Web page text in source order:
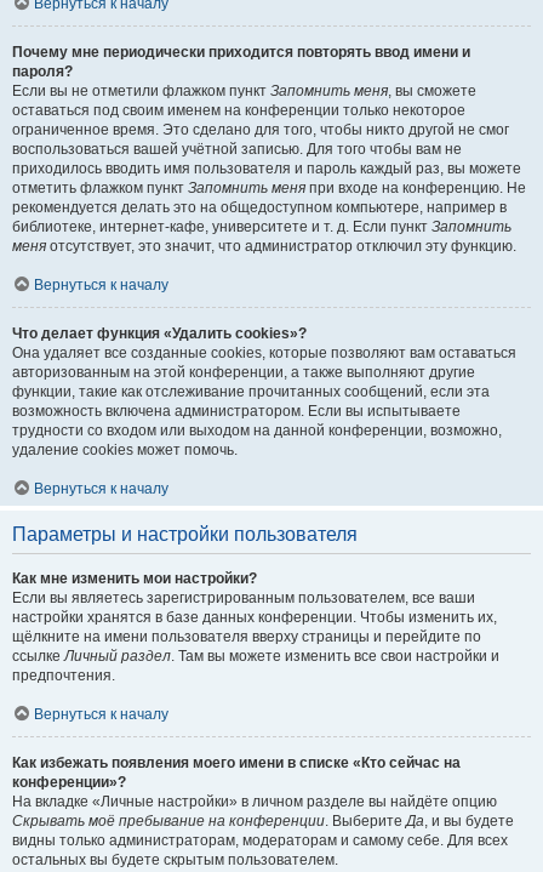
Вернуться к началу
Почему мне периодически приходится повторять ввод имени и
пароля?
Если вы не отметили флажком пункт Запомнить меня, вы сможете
оставаться под своим именем на конференции только некоторое
ограниченное время. Это сделано для того, чтобы никто другой не смог
воспользоваться вашей учётной записью. Для того чтобы вам не
приходилось вводить имя пользователя и пароль каждый раз, вы можете
отметить флажком пункт Запомнить меня при входе на конференцию. Не
рекомендуется делать это на общедоступном компьютере, например в
библиотеке, интернет-кафе, университете и т. д. Если пункт Запомнить
меня отсутствует, это значит, что администратор отключил эту функцию.
Вернуться к началу
Что делает функция «Удалить cookies»?
Она удаляет все созданные cookies, которые позволяют вам оставаться
авторизованным на этой конференции, а также выполняют другие
функции, такие как отслеживание прочитанных сообщений, если эта
возможность включена администратором. Если вы испытываете
трудности со входом или выходом на данной конференции, возможно,
удаление cookies может помочь.
Вернуться к началу
Параметры и настройки пользователя
Как мне изменить мои настройки?
Если вы являетесь зарегистрированным пользователем, все ваши
настройки хранятся в базе данных конференции. Чтобы изменить их,
щёлкните на имени пользователя вверху страницы и перейдите по
ссылкеЛичный раздел. Там вы можете изменить все свои настройки и
предпочтения.
Вернуться к началу
Как избежать появления моего имени в списке «Кто сейчас на
конференции»?
На вкладке «Личные настройки» в личном разделе вы найдёте опцию
Скрывать моё пребывание на конференции. ВыберитеДа, и вы будете
видны только администраторам, модераторам и самому себе. Для всех
остальных вы будете скрытым пользователем.